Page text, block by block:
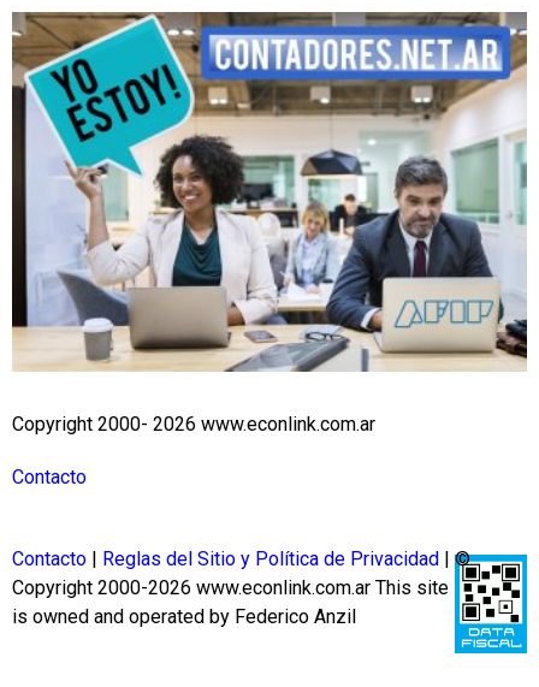
Copyright 2000- 2026 www.econlink.com.ar
Contacto
Contacto | Reglas del Sitio y Política de Privacidad | ©
Copyright 2000-2026 www.econlink.com.ar This site
is owned and operated by Federico Anzil